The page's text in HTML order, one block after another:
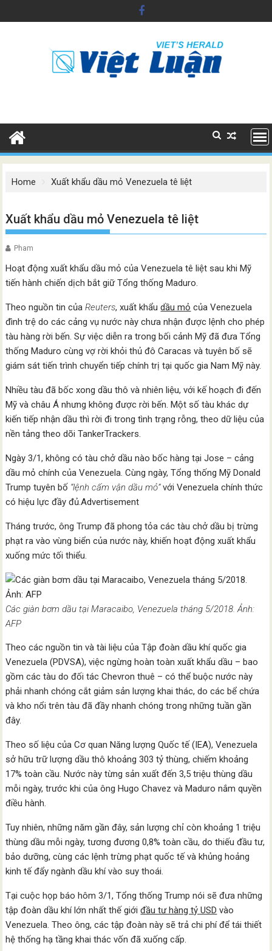
to
Home Xuất khẩu dầu mỏ Venezuela tê liệt
Xuất khẩu dầu mỏ Venezuela tê liệt
Pham
Hoạt động xuất khẩu dầu mỏ của Venezuela tê liệt sau khi Mỹ
tiến hành chiến dịch bắt giữ Tổng thống Maduro.
Theo nguồn tin củaReuters, xuất khẩudầu mỏ của Venezuela
đình trệ do các cảng vụ nước này chưa nhận được lệnh cho phép
tàu hàng rời bến. Sự việc diễn ra trong bối cảnh Mỹ đã đưa Tổng
thống Maduro cùng vợ rời khỏi thủ đô Caracas và tuyên bố sẽ
giám sát tiến trình chuyển tiếp chính trị tại quốc gia Nam Mỹ này.
Nhiều tàu đã bốc xong dầu thô và nhiên liệu, với kế hoạch đi đến
Mỹ và châu Á nhưng không được rời bến. Một số tàu khác dự
kiến tiếp nhận dầu thì rời đi trong tình trạng rỗng, theo dữ liệu của
nền tảng theo dõi TankerTrackers.
Ngày 3/1, không có tàu chở dầu nào bốc hàng tại Jose – cảng
dầu mỏ chính của Venezuela. Cùng ngày, Tổng thống Mỹ Donald
Trump tuyên bố “lệnh cấm vận dầu mỏ”với Venezuela chính thức
có hiệu lực đầy đủ.Advertisement
Tháng trước, ông Trump đã phong tỏa các tàu chở dầu bị trừng
phạt ra vào vùng biển của nước này, khiến hoạt động xuất khẩu
xuống mức tối thiểu.
Các giàn bơm dầu tại Maracaibo, Venezuela tháng 5/2018. Ảnh:
AFP
Theo các nguồn tin và tài liệu của Tập đoàn dầu khí quốc gia
Venezuela (PDVSA), việc ngừng hoàn toàn xuất khẩu dầu – bao
gồm các tàu do đối tác Chevron thuê – có thể buộc nước này
phải nhanh chóng cắt giảm sản lượng khai thác, do các bể chứa
và kho nổi trên tàu đã đầy nhanh chóng trong những tuần gần
đây.
Theo số liệu của Cơ quan Năng lượng Quốc tế (IEA), Venezuela
sở hữu trữ lượng dầu thô khoảng 303 tỷ thùng, chiếm khoảng
17% toàn cầu. Nước này từng sản xuất đến 3,5 triệu thùng dầu
mỗi ngày, trước khi của ông Hugo Chavez và Maduro nắm quyền
điều hành.
Tuy nhiên, những năm gần đây, sản lượng chỉ còn khoảng 1 triệu
thùng dầu mỗi ngày, tương đương 0,8% toàn cầu, do thiếu đầu tư,
bảo dưỡng, cùng các lệnh trừng phạt quốc tế và khủng hoảng
kinh tế đẩy ngành dầu khí vào suy thoái.
Tại cuộc họp báo hôm 3/1, Tổng thống Trump nói sẽ đưa những
tập đoàn dầu khí lớn nhất thế giớiđầu tư hàng tỷ USD vào
Venezuela. Theo ông, các tập đoàn này sẽ trả chi phí để tái thiết
hệ thống hạ tầng khai thác vốn đã xuống cấp.